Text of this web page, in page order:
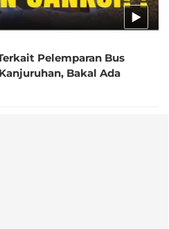
Pelemparan Bus
Bakal Ada